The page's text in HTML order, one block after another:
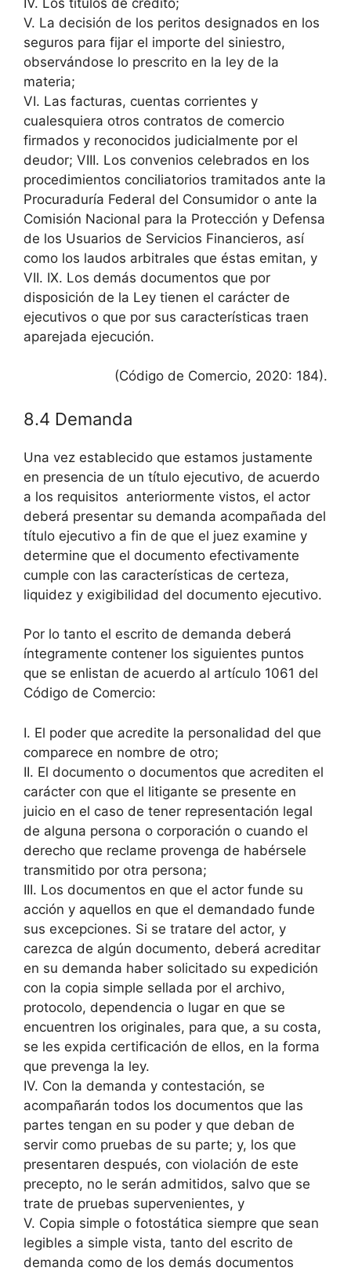
V. La decisión de los peritos designados en los
seguros para fijar el importe del siniestro,
observándose lo prescrito en la ley de la
materia;
VI. Las facturas, cuentas corrientes y
cualesquiera otros contratos de comercio
firmados y reconocidos judicialmente por el
deudor; VIII. Los convenios celebrados en los
procedimientos conciliatorios tramitados ante la
Procuraduría Federal del Consumidor o ante la
Comisión Nacional para la Protección y Defensa
de los Usuarios de Servicios Financieros, así
como los laudos arbitrales que éstas emitan, y
VII. IX. Los demás documentos que por
disposición de la Ley tienen el carácter de
ejecutivos o que por sus características traen
aparejada ejecución.
(Código de Comercio, 2020: 184).
8.4 Demanda
Una vez establecido que estamos justamente
en presencia de un título ejecutivo, de acuerdo
a los requisitos anteriormente vistos, el actor
deberá presentar su demanda acompañada del
título ejecutivo a fin de que el juez examine y
determine que el documento efectivamente
cumple con las características de certeza,
liquidez y exigibilidad del documento ejecutivo.
Por lo tanto el escrito de demanda deberá
íntegramente contener los siguientes puntos
que se enlistan de acuerdo al artículo 1061 del
Código de Comercio:
I. El poder que acredite la personalidad del que
comparece en nombre de otro;
II. El documento o documentos que acrediten el
carácter con que el litigante se presente en
juicio en el caso de tener representación legal
de alguna persona o corporación o cuando el
derecho que reclame provenga de habérsele
transmitido por otra persona;
III. Los documentos en que el actor funde su
acción y aquellos en que el demandado funde
sus excepciones. Si se tratare del actor, y
carezca de algún documento, deberá acreditar
en su demanda haber solicitado su expedición
con la copia simple sellada por el archivo,
protocolo, dependencia o lugar en que se
encuentren los originales, para que, a su costa,
se les expida certificación de ellos, en la forma
que prevenga la ley.
IV. Con la demanda y contestación, se
acompañarán todos los documentos que las
partes tengan en su poder y que deban de
servir como pruebas de su parte; y, los que
presentaren después, con violación de este
precepto, no le serán admitidos, salvo que se
trate de pruebas supervenientes, y
V. Copia simple o fotostática siempre que sean
legibles a simple vista, tanto del escrito de
demanda como de los demás documentos